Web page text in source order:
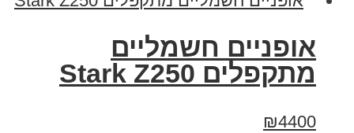
‏אופניים חשמליים
‏מתקפלים Stark Z250
₪4400